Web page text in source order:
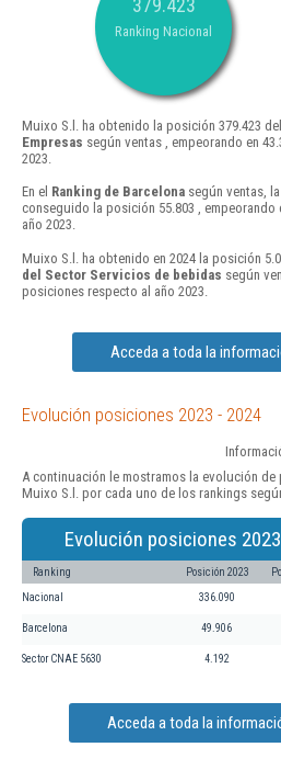
379.423
Ranking Nacional
Muixo S.l. ha obtenido la posición 379.423 del
Empresas según ventas , empeorando en
2023.
En el Ranking de Barcelona según ventas,
conseguido la posición 55.803 , empeorando
año 2023.
Muixo S.l. ha obtenido en 2024 la posición
del Sector Servicios de bebidas según
posiciones respecto al año 2023.
Acceda a toda la
Evolución posiciones 2023 - 2024
A continuación le mostramos la evolución de
Muixo S.l. por cada uno de los rankings
Evolución posiciones
Ranking Posición 2023
Nacional 336.090
Barcelona 49.906
Sector CNAE 5630 4.192
Acceda a toda la